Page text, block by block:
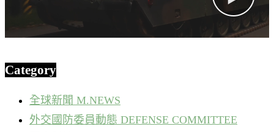
Category
全球新聞 M.NEWS
外交國防委員動態 DEFENSE COMMITTEE